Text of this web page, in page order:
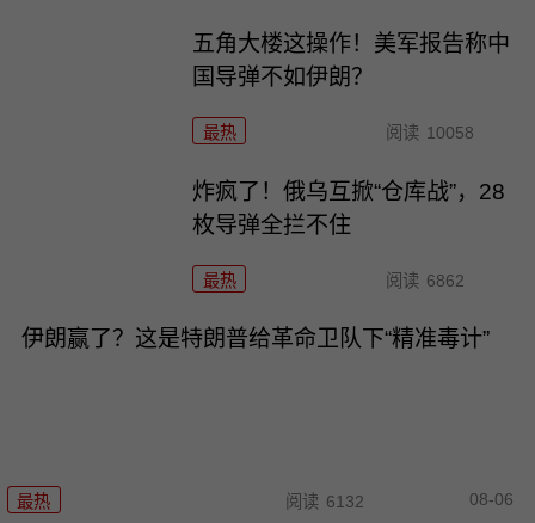
五角大楼这操作！美军报告称中
国导弹不如伊朗？
最热 阅读 10058
炸疯了！俄乌互掀“仓库战”，28
枚导弹全拦不住
最热 阅读 6862
伊朗赢了？这是特朗普给革命卫队下“精准毒计”
最热 阅读 6132 08-06